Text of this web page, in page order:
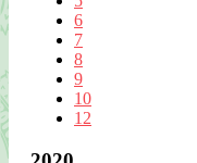
6
7
8
9
10
12